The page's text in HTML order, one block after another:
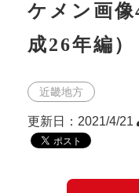
ケメン画
成26年編）
近畿地方
更新日：2021/4/21